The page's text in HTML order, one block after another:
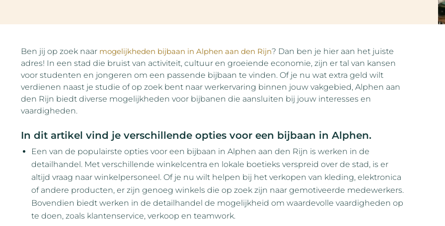
Ben jij op zoek naar mogelijkheden bijbaan in Alphen aan den Rijn? Dan ben je hier aan het juiste
adres! In een stad die bruist van activiteit, cultuur en groeiende economie, zijn er tal van kansen
voor studenten en jongeren om een passende bijbaan te vinden. Of je nu wat extra geld wilt
verdienen naast je studie of op zoek bent naar werkervaring binnen jouw vakgebied, Alphen aan
den Rijn biedt diverse mogelijkheden voor bijbanen die aansluiten bij jouw interesses en
vaardigheden.
In dit artikel vind je verschillende opties voor een bijbaan in Alphen.
Een van de populairste opties voor een bijbaan in Alphen aan den Rijn is werken in de
detailhandel. Met verschillende winkelcentra en lokale boetieks verspreid over de stad, is er
altijd vraag naar winkelpersoneel. Of je nu wilt helpen bij het verkopen van kleding, elektronica
of andere producten, er zijn genoeg winkels die op zoek zijn naar gemotiveerde medewerkers.
Bovendien biedt werken in de detailhandel de mogelijkheid om waardevolle vaardigheden op
te doen, zoals klantenservice, verkoop en teamwork.